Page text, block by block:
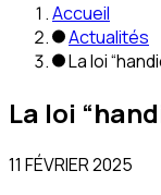
Accueil
Actualités
La loi
La loi
11 FÉVRIER 2025